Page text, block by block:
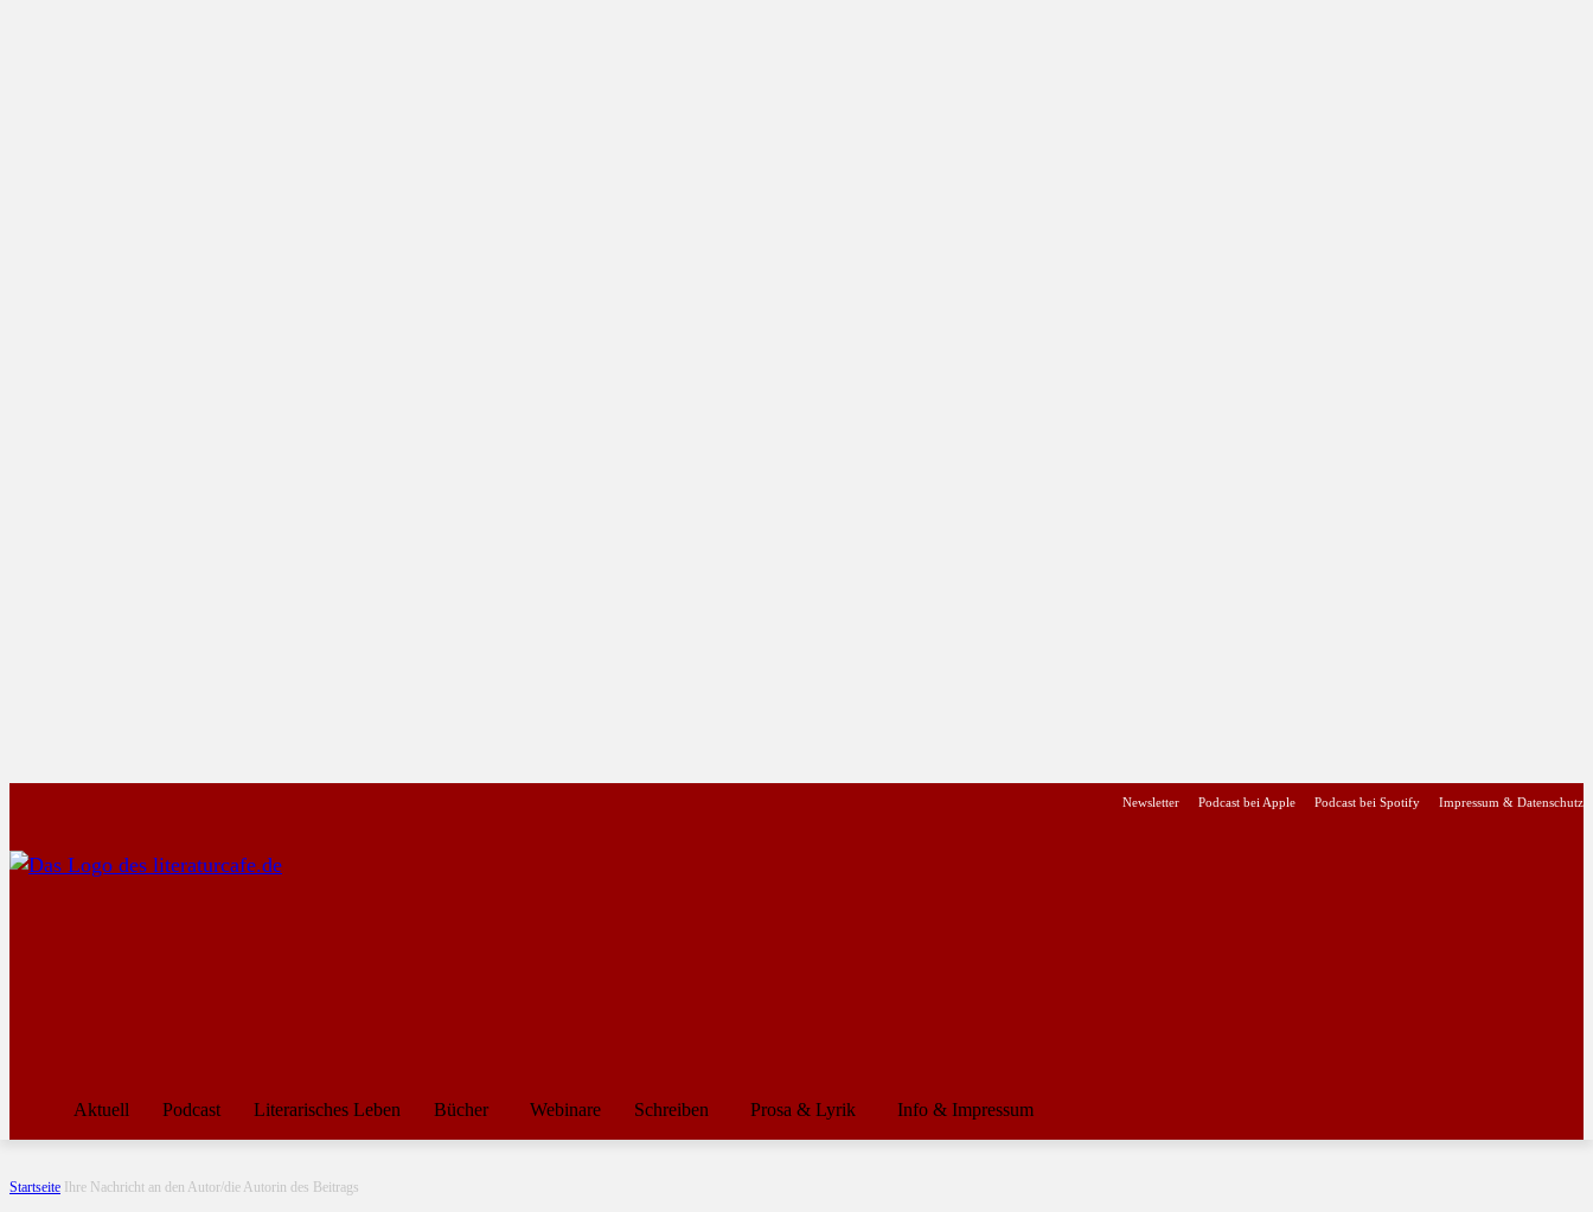
Newsletter Podcast bei Apple Podcast bei Spotify Impressum & Datenschutz
Aktuell Podcast Literarisches Leben Bücher Webinare Schreiben Prosa & Lyrik Info & Impressum
Startseite Ihre Nachricht an den Autor/die Autorin des Beitrags